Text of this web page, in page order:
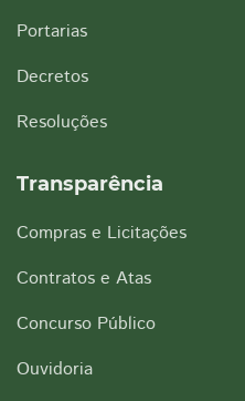
Portarias
Decretos
Resoluções
Transparência
Compras e Licitações
Contratos e Atas
Concurso Público
Ouvidoria